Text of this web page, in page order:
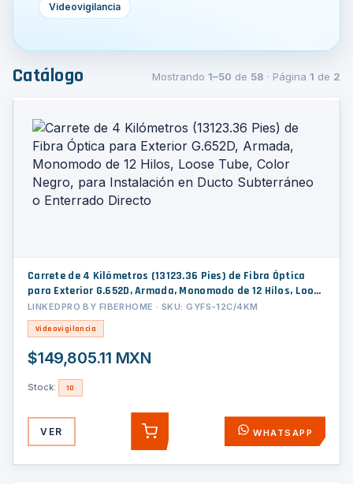
Videovigilancia
Catálogo Mostrando 1–50 de 58 · Página 1 de 2
Carrete de 4 Kilómetros (13123.36 Pies) de Fibra Óptica
para Exterior G.652D, Armada, Monomodo de 12 Hilos, Loose
Tube, Color Negro, para Instalación en Ducto Subterráneo
o Enterrado Directo
LINKEDPRO BY FIBERHOME · SKU: GYFS-12C/4KM
Videovigilancia
$149,805.11 MXN
Stock: 10
VER AGREGAR WHATSAPP